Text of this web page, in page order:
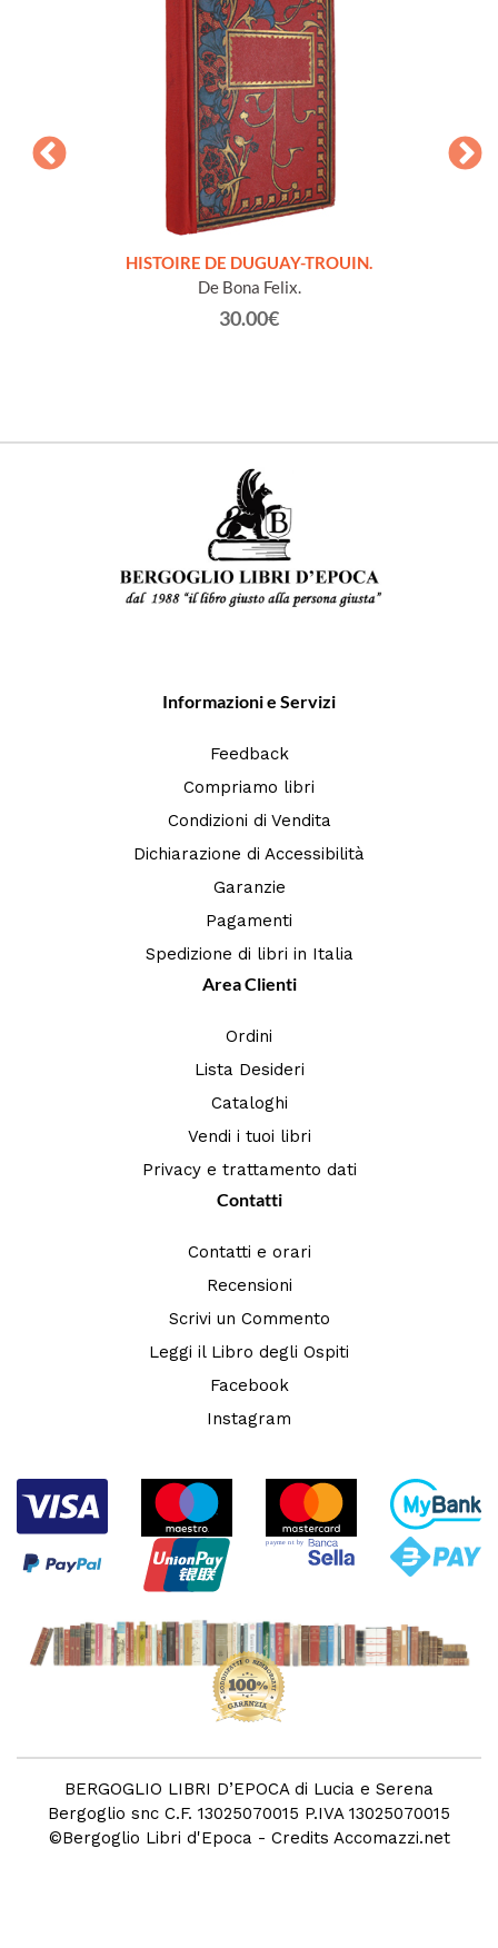
HISTOIRE DE DUGUAY-TROUIN.
De Bona Felix.
30.00€
Informazioni e Servizi
Feedback
Compriamo libri
Condizioni di Vendita
Dichiarazione di Accessibilità
Garanzie
Pagamenti
Spedizione di libri in Italia
Area Clienti
Ordini
Lista Desideri
Cataloghi
Vendi i tuoi libri
Privacy e trattamento dati
Contatti
Contatti e orari
Recensioni
Scrivi un Commento
Leggi il Libro degli Ospiti
Facebook
Instagram
BERGOGLIO LIBRI D’EPOCA di Lucia e Serena
Bergoglio snc C.F. 13025070015 P.IVA 13025070015
©Bergoglio Libri d'Epoca - Credits Accomazzi.net